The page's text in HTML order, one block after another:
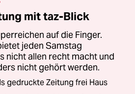
mit taz-Blick
auf die Finger.
jeden Samstag
nicht allen recht macht und
nicht gehört werden.
gedruckte Zeitung frei Haus